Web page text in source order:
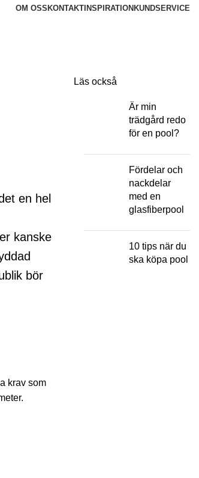
OM OSS KONTAKT INSPIRATION KUNDSERVICE
en hel
kanske
bör
krav som
Läs också
Är min
trädgård redo
för en pool?
Fördelar och
nackdelar
med en
glasfiberpool
10 tips när du
ska köpa pool